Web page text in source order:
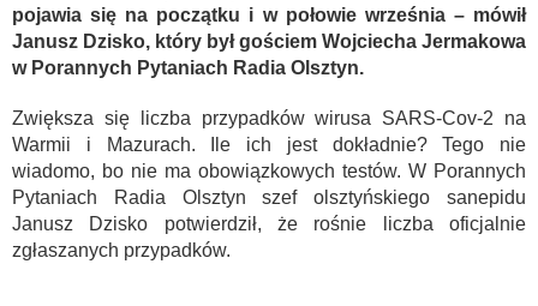
pojawia się na początku i w połowie września – mówił
Janusz Dzisko, który był gościem Wojciecha Jermakowa
w Porannych Pytaniach Radia Olsztyn.
Zwiększa się liczba przypadków wirusa SARS-Cov-2 na
Warmii i Mazurach. Ile ich jest dokładnie? Tego nie
wiadomo, bo nie ma obowiązkowych testów. W Porannych
Pytaniach Radia Olsztyn szef olsztyńskiego sanepidu
Janusz Dzisko potwierdził, że rośnie liczba oficjalnie
zgłaszanych przypadków.